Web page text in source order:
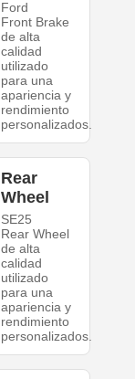
Ford
Front Brake
de alta
calidad
utilizado
para una
apariencia y
rendimiento
personalizados.
Rear
Wheel
SE25
Rear Wheel
de alta
calidad
utilizado
para una
apariencia y
rendimiento
personalizados.